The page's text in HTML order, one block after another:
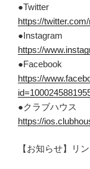
●Twitter
https://
●Instagram
https://
●Facebook
https://
●クラブハウス
https://
【お知らせ】リ